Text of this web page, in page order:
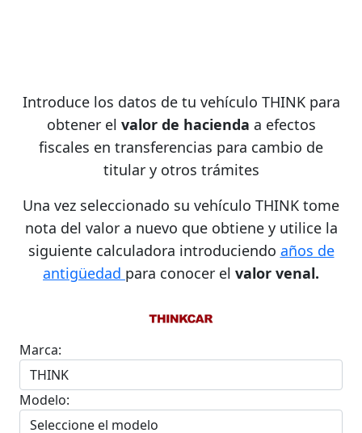
Introduce los datos de tu vehículo THINK para
obtener el valor de hacienda a efectos
fiscales en transferencias para cambio de
titular y otros trámites
Una vez seleccionado su vehículo THINK tome
nota del valor a nuevo que obtiene y utilice la
siguiente calculadora introduciendo años de
antigüedad para conocer el valor venal.
Marca:
Modelo: